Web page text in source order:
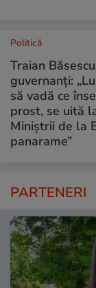
Politică
Traian
guvernanți:
să vadă ce
prost, se uită
Miniștrii de la
panarame”
PARTENERI